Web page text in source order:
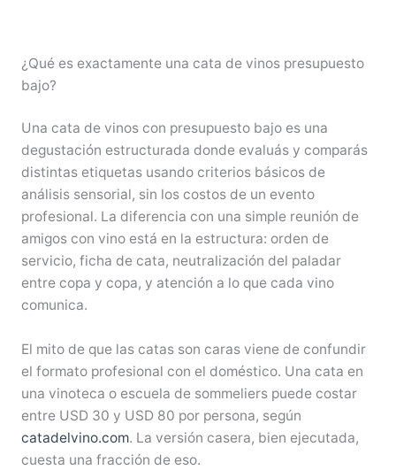
¿Qué es exactamente una cata de vinos presupuesto
bajo?
Una cata de vinos con presupuesto bajo es una
degustación estructurada donde evaluás y comparás
distintas etiquetas usando criterios básicos de
análisis sensorial, sin los costos de un evento
profesional. La diferencia con una simple reunión de
amigos con vino está en la estructura: orden de
servicio, ficha de cata, neutralización del paladar
entre copa y copa, y atención a lo que cada vino
comunica.
El mito de que las catas son caras viene de confundir
el formato profesional con el doméstico. Una cata en
una vinoteca o escuela de sommeliers puede costar
entre USD 30 y USD 80 por persona, según
catadelvino.com. La versión casera, bien ejecutada,
cuesta una fracción de eso.